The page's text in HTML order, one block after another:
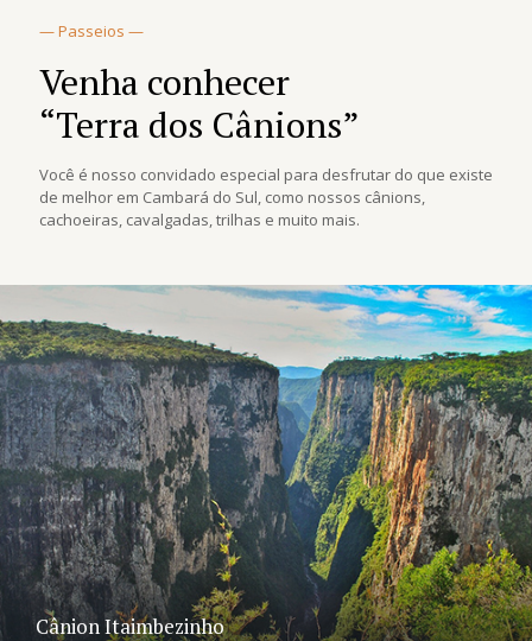
— Passeios —
Venha conhecer
“Terra dos Cânions”
Você é nosso convidado especial para desfrutar do que existe
de melhor em Cambará do Sul, como nossos cânions,
cachoeiras, cavalgadas, trilhas e muito mais.
Cânion Itaimbezinho